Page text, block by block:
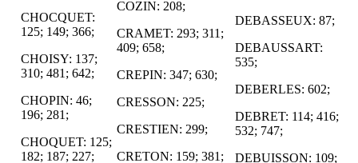
CHOCQUET:
125; 149; 366;
CHOISY: 137;
310; 481; 642;
CHOPIN: 46;
196; 281;
CHOQUET: 125;
182; 187; 227;
COZIN: 208;
CRAMET: 293; 311;
409; 658;
CREPIN: 347; 630;
CRESSON: 225;
CRESTIEN: 299;
CRETON: 159; 381;
DEBASSEUX: 87;
DEBAUSSART:
535;
DEBERLES: 602;
DEBRET: 114; 416;
532; 747;
DEBUISSON: 109;